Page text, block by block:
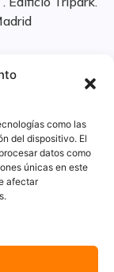
como las
del dispositivo. El
datos como
únicas en este
afectar